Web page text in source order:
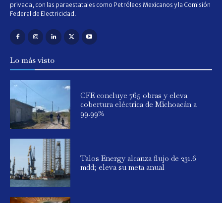
privada, con las paraestatales como Petróleos Mexicanos y la Comisión
Federal de Electricidad.
Lo más visto
CFE concluye 765 obras y eleva
cobertura eléctrica de Michoacán a
99.99%
Talos Energy alcanza flujo de 231.6
mdd; eleva su meta anual